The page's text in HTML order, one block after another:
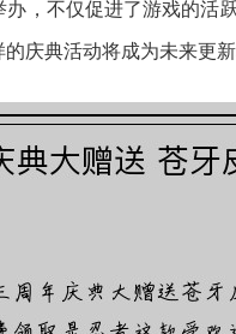
，不仅促进了游戏的活
庆典活动将成为未来更